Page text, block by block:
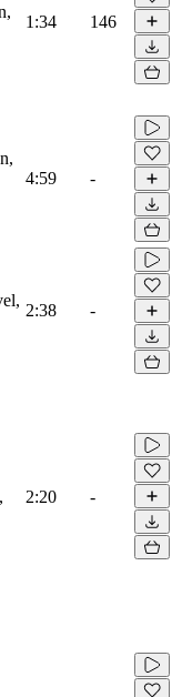
1:34 146
4:59 -
2:38 -
2:20 -